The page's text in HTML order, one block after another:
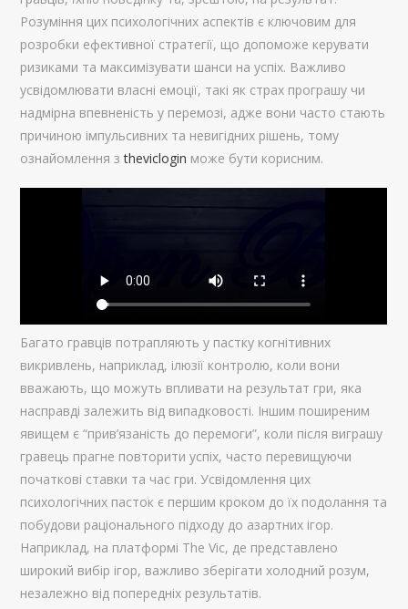
Розуміння цих психологічних аспектів є ключовим для
розробки ефективної стратегії, що допоможе керувати
ризиками та максимізувати шанси на успіх. Важливо
усвідомлювати власні емоції, такі як страх програшу чи
надмірна впевненість у перемозі, адже вони часто стають
причиною імпульсивних та невигідних рішень, тому
ознайомлення зtheviclogin може бути корисним.
Багато гравців потрапляють у пастку когнітивних
викривлень, наприклад, ілюзії контролю, коли вони
вважають, що можуть впливати на результат гри, яка
насправді залежить від випадковості. Іншим поширеним
явищем є “прив’язаність до перемоги”, коли після виграшу
гравець прагне повторити успіх, часто перевищуючи
початкові ставки та час гри. Усвідомлення цих
психологічних пасток є першим кроком до їх подолання та
побудови раціонального підходу до азартних ігор.
Наприклад, на платформі The Vic, де представлено
широкий вибір ігор, важливо зберігати холодний розум,
незалежно від попередніх результатів.